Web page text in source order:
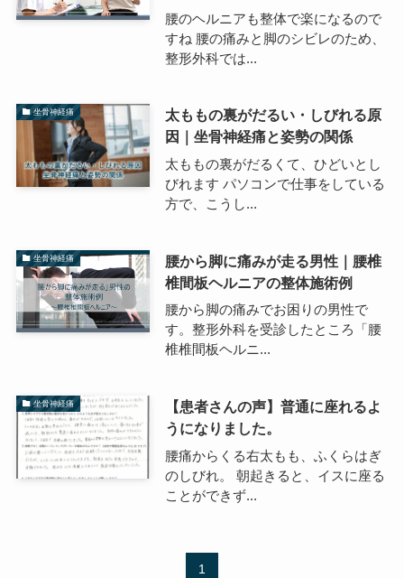
腰のヘルニアも整体で楽になるので
すね 腰の痛みと脚のシビレのため、
整形外科では...
坐骨神経痛
太ももの裏がだるい・しびれる原
因｜坐骨神経痛と姿勢の関係
太ももの裏がだるくて、ひどいとし
びれます パソコンで仕事をしている
方で、こうし...
坐骨神経痛
腰から脚に痛みが走る男性｜腰椎
椎間板ヘルニアの整体施術例
腰から脚の痛みでお困りの男性で
す。整形外科を受診したところ「腰
椎椎間板ヘルニ...
坐骨神経痛
【患者さんの声】普通に座れるよ
うになりました。
腰痛からくる右太もも、ふくらはぎ
のしびれ。 朝起きると、イスに座る
ことができず...
1